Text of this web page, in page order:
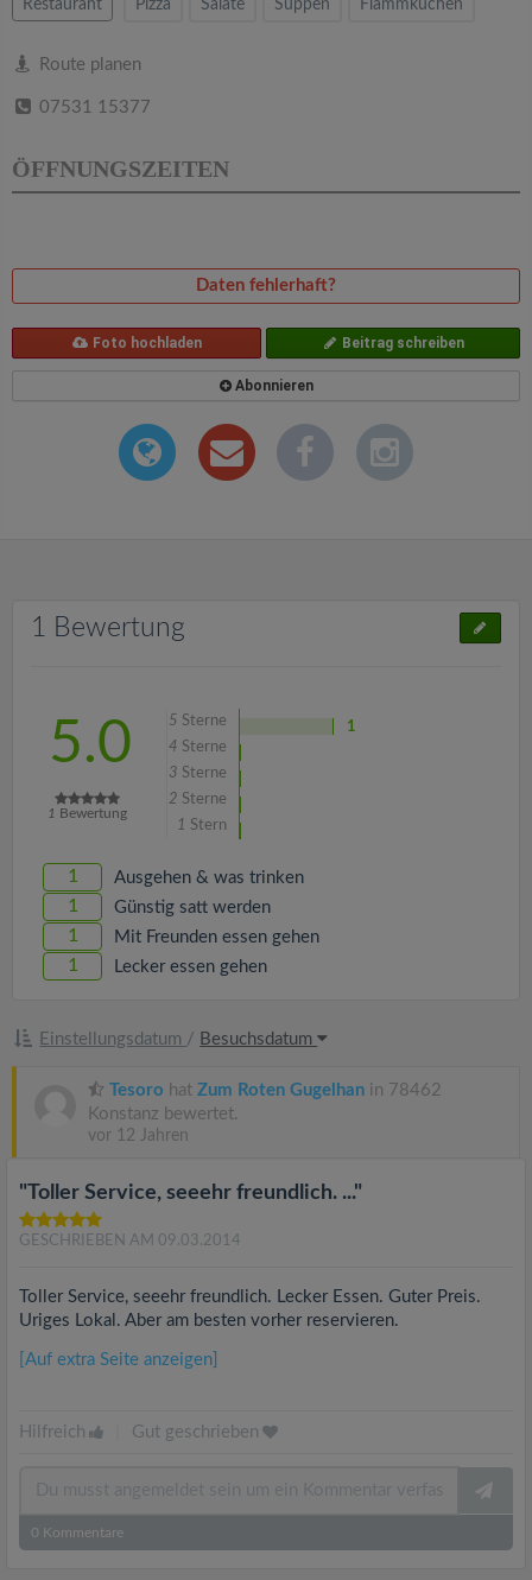
Restaurant Pizza Salate Suppen Flammkuchen
Route planen
07531 15377
ÖFFNUNGSZEITEN
Daten fehlerhaft?
Foto hochladen Beitrag schreiben
Abonnieren
1 Bewertung
5.0
1 Bewertung
5 Sterne
1
4 Sterne
3 Sterne
2 Sterne
1 Stern
1 Ausgehen & was trinken
1 Günstig satt werden
1 Mit Freunden essen gehen
1 Lecker essen gehen
Einstellungsdatum / Besuchsdatum
Tesoro hat Zum Roten Gugelhan in 78462
Konstanz bewertet.
vor 12 Jahren
"Toller Service, seeehr freundlich. ..."
GESCHRIEBEN AM 09.03.2014
Toller Service, seeehr freundlich. Lecker Essen. Guter Preis.
Uriges Lokal. Aber am besten vorher reservieren.
[Auf extra Seite anzeigen]
Hilfreich Gut geschrieben
0 Kommentare
i
a